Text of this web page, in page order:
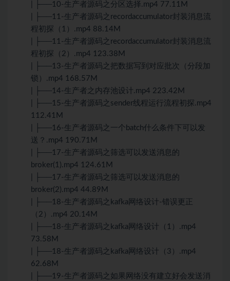
| ├──10-生产者源码之分区选择.mp4 77.11M
| ├──11-生产者源码之recordaccumulator封装消息流
程初探（1）.mp4 88.14M
| ├──11-生产者源码之recordaccumulator封装消息流
程初探（2）.mp4 123.38M
| ├──13-生产者源码之把数据写到对应批次（分段加
锁）.mp4 168.57M
| ├──14-生产者之内存池设计.mp4 223.42M
| ├──15-生产者源码之sender线程运行流程初探.mp4
112.41M
| ├──16-生产者源码之一个batch什么条件下可以发
送？.mp4 190.71M
| ├──17-生产者源码之筛选可以发送消息的
broker(1).mp4 124.61M
| ├──17-生产者源码之筛选可以发送消息的
broker(2).mp4 44.89M
| ├──18-生产者源码之kafka网络设计-错误更正
（2）.mp4 20.14M
| ├──18-生产者源码之kafka网络设计（1）.mp4
73.58M
| ├──18-生产者源码之kafka网络设计（3）.mp4
62.68M
| ├──19-生产者源码之如果网络没有建立好会发送消